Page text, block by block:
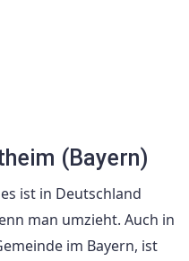
(Bayern)
ist in Deutschland
man umzieht. Auch in
im Bayern, ist